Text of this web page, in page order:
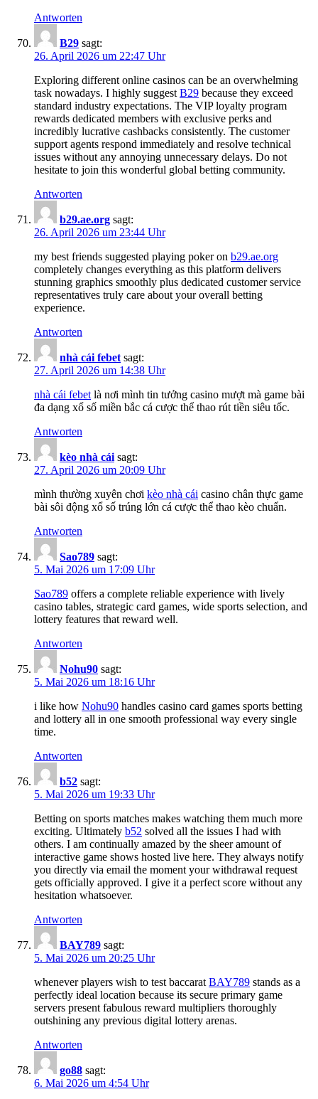
Antworten
B​29 sagt:
26. April 2026 um 22:47 Uhr
Exploring different online casinos can be an overwhelming
task nowadays. I highly suggest B​2​9 because they exceed
standard industry expectations. The VIP loyalty program
rewards dedicated members with exclusive perks and
incredibly lucrative cashbacks consistently. The customer
support agents respond immediately and resolve technical
issues without any annoying unnecessary delays. Do not
hesitate to join this wonderful global betting community.
Antworten
b​29.ae.or​g sagt:
26. April 2026 um 23:44 Uhr
my best friends suggested playing poker on b​2​9​.ae​.org
completely changes everything as this platform delivers
stunning graphics smoothly plus dedicated customer service
representatives truly care about your overall betting
experience.
Antworten
nhà ​c​ái fe​bet sagt:
27. April 2026 um 14:38 Uhr
n​hà ​cá​i​ ​f​e​bet là nơi mình tin tưởng casino mượt mà game bài
đa dạng xổ số miền bắc cá cược thể thao rút tiền siêu tốc.
Antworten
kè​o​ nh​à​ ​cá​i sagt:
27. April 2026 um 20:09 Uhr
mình thường xuyên chơi kèo ​n​hà​ ​c​ái casino chân thực game
bài sôi động xổ số trúng lớn cá cược thể thao kèo chuẩn.
Antworten
S​ao​78​9 sagt:
5. Mai 2026 um 17:09 Uhr
Sa​o​78​9 offers a complete reliable experience with lively
casino tables, strategic card games, wide sports selection, and
lottery features that reward well.
Antworten
No​h​u​9​0 sagt:
5. Mai 2026 um 18:16 Uhr
i like how No​h​u​9​0 handles casino card games sports betting
and lottery all in one smooth professional way every single
time.
Antworten
b52 sagt:
5. Mai 2026 um 19:33 Uhr
Betting on sports matches makes watching them much more
exciting. Ultimately b​5​2 solved all the issues I had with
others. I am continually amazed by the sheer amount of
interactive game shows hosted live here. They always notify
you directly via email the moment your withdrawal request
gets officially approved. I give it a perfect score without any
hesitation whatsoever.
Antworten
BA​Y7​8​9 sagt:
5. Mai 2026 um 20:25 Uhr
whenever players wish to test baccarat BAY78​9 stands as a
perfectly ideal location because its secure primary game
servers present fabulous reward multipliers thoroughly
outshining any previous digital lottery arenas.
Antworten
go​8​8 sagt:
6. Mai 2026 um 4:54 Uhr